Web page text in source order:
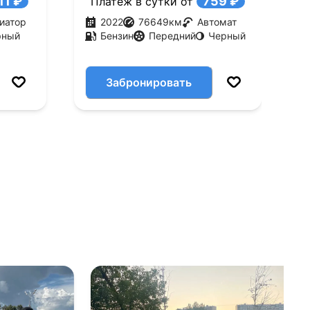
2022 76649км
Автомат
Бензин
Передний Черный
Забронировать